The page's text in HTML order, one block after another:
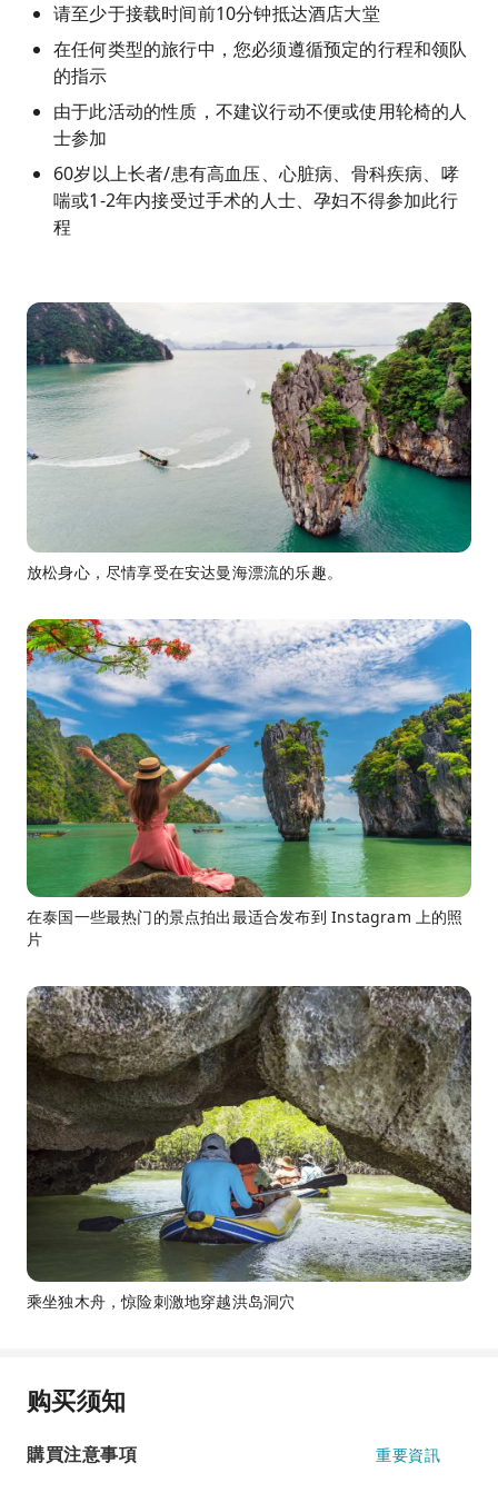
请至少于接载时间前10分钟抵达酒店大堂
在任何类型的旅行中，您必须遵循预定的行程和领队
的指示
由于此活动的性质，不建议行动不便或使用轮椅的人
士参加
60岁以上长者/患有高血压、心脏病、骨科疾病、哮
喘或1-2年内接受过手术的人士、孕妇不得参加此行
程
放松身心，尽情享受在安达曼海漂流的乐趣。
在泰国一些最热门的景点拍出最适合发布到 Instagram 上的照
片
乘坐独木舟，惊险刺激地穿越洪岛洞穴
购买须知
購買注意事項 重要資訊